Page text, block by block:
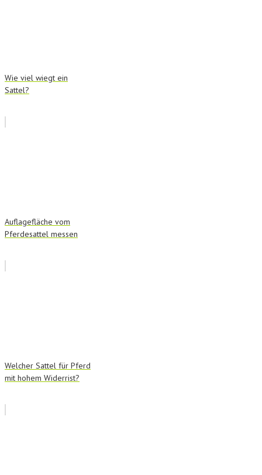
Wie viel wiegt ein
Sattel?
Auflagefläche vom
Pferdesattel messen
Welcher Sattel für Pferd
mit hohem Widerrist?